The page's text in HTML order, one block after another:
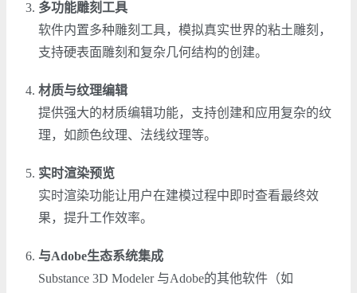
多功能雕刻工具
软件内置多种雕刻工具，模拟真实世界的粘土雕刻，
支持硬表面雕刻和复杂几何结构的创建。
材质与纹理编辑
提供强大的材质编辑功能，支持创建和应用复杂的纹
理，如颜色纹理、法线纹理等。
实时渲染预览
实时渲染功能让用户在建模过程中即时查看最终效
果，提升工作效率。
与Adobe生态系统集成
Substance 3D Modeler 与Adobe的其他软件（如